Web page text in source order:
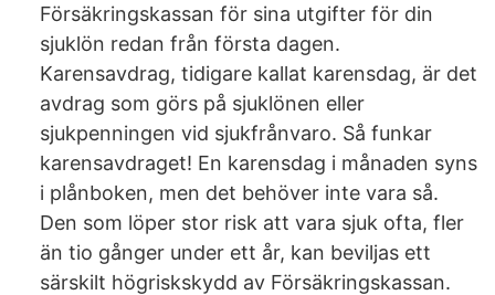
Försäkringskassan för sina utgifter för din
sjuklön redan från första dagen.
Karensavdrag, tidigare kallat karensdag, är det
avdrag som görs på sjuklönen eller
sjukpenningen vid sjukfrånvaro. Så funkar
karensavdraget! En karensdag i månaden syns
i plånboken, men det behöver inte vara så.
Den som löper stor risk att vara sjuk ofta, fler
än tio gånger under ett år, kan beviljas ett
särskilt högriskskydd av Försäkringskassan.